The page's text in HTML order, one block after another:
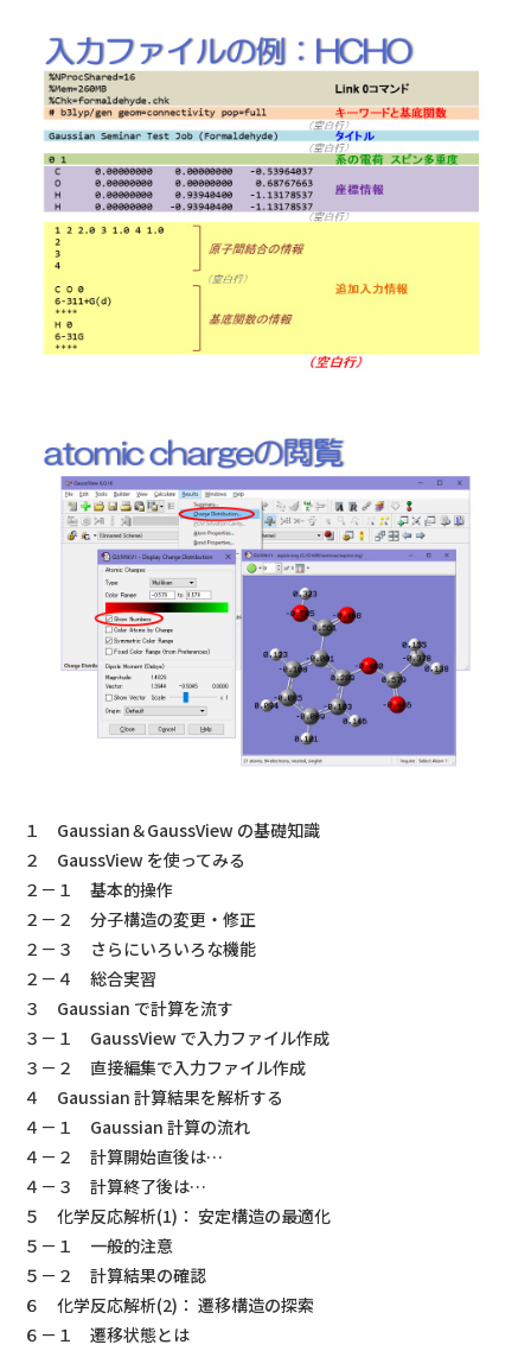
１ Gaussian＆GaussView の基礎知識
２ GaussView を使ってみる
２－１ 基本的操作
２－２ 分子構造の変更・修正
２－３ さらにいろいろな機能
２－４ 総合実習
３ Gaussian で計算を流す
３－１ GaussView で入力ファイル作成
３－２ 直接編集で入力ファイル作成
４ Gaussian 計算結果を解析する
４－１ Gaussian 計算の流れ
４－２ 計算開始直後は…
４－３ 計算終了後は…
５ 化学反応解析(1)： 安定構造の最適化
５－１ 一般的注意
５－２ 計算結果の確認
６ 化学反応解析(2)： 遷移構造の探索
６－１ 遷移状態とは